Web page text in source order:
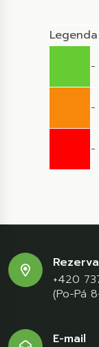
-
-
-
+420
(Po-Pá
E-mail